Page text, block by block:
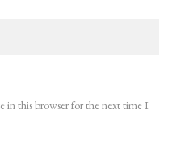
in this browser for the next time I